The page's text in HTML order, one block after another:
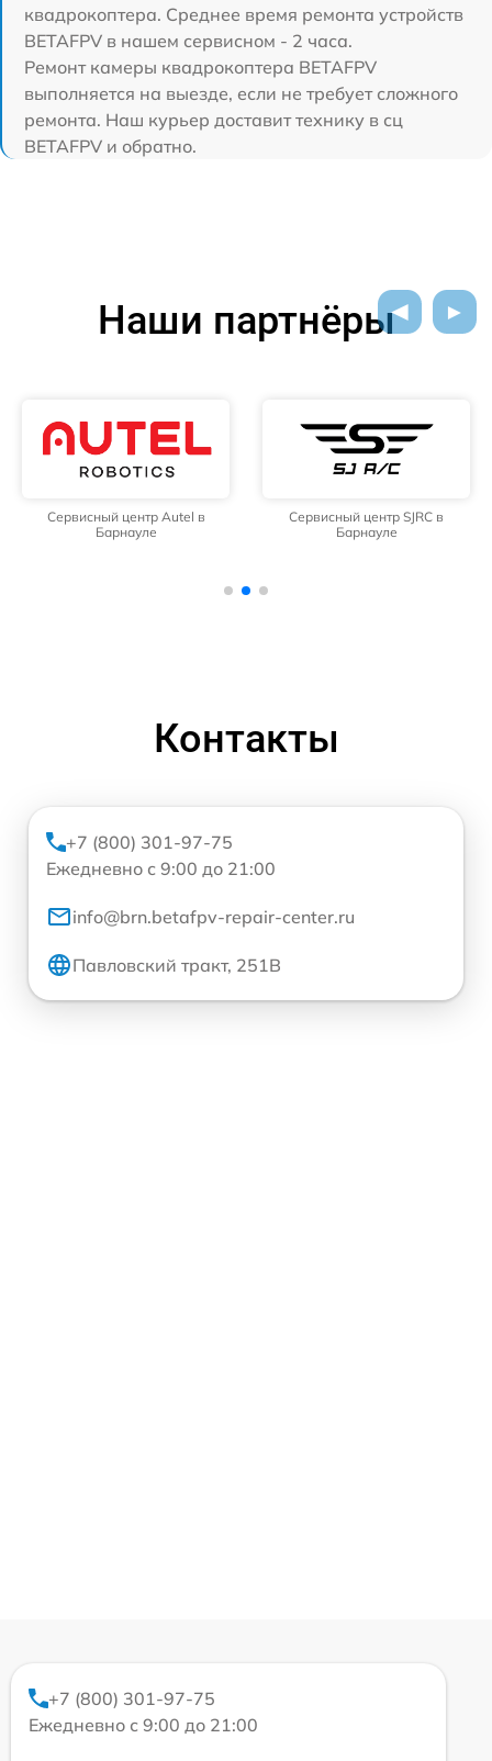
квадрокоптера. Среднее время ремонта устройств
BETAFPV в нашем сервисном - 2 часа.
Ремонт камеры квадрокоптера BETAFPV
выполняется на выезде, если не требует сложного
ремонта. Наш курьер доставит технику в сц
BETAFPV и обратно.
Наши партнёры
Сервисный центр Autel в
Барнауле
Сервисный центр SJRC в
Барнауле
Контакты
+7 (800) 301-97-75
Ежедневно с 9:00 до 21:00
info@brn.betafpv-repair-center.ru
Павловский тракт, 251В
+7 (800) 301-97-75
Ежедневно с 9:00 до 21:00